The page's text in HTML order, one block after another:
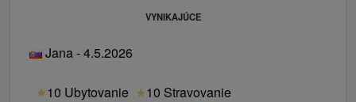
VYNIKAJÚCE
Jana - 4.5.2026
★10 Ubytovanie ★10 Stravovanie